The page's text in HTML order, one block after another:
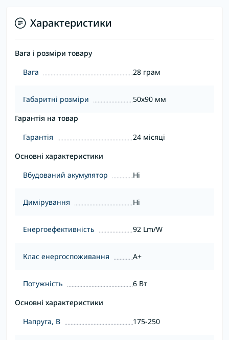
Характеристики
Вага і розміри товару
Вага
28 грам
Габаритні розміри
50х90 мм
Гарантія на товар
Гарантія
24 місяці
Основні характеристики
Вбудований акумулятор
Ні
Димірування Ні
Енергоефективність 92 Lm/W
Клас енергоспоживання A+
Потужність
6 Вт
Основні характеристики
Напруга, В
175-250